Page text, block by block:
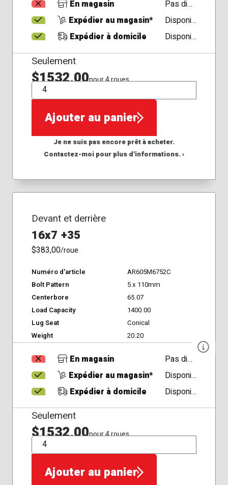
En magasin
Pas disponible
Expédier au magasin*
Disponible
Expédier à domicile
Disponible
Seulement
$1532,00pour 4 roues
QTÉ
Ajouter au panier
Je ne suis pas encore prêt à acheter.
Contactez-moi pour plus d'informations. ›
Devant et derrière
16x7 +35
$383,00/roue
Numéro d'article
AR605M6752C
Bolt Pattern
5 x 110mm
Centerbore
65.07
Load Capacity
1400.00
Lug Seat
Conical
Weight
20.20
En magasin
Pas disponible
Expédier au magasin*
Disponible
Expédier à domicile
Disponible
Seulement
$1532,00pour 4 roues
QTÉ
Ajouter au panier